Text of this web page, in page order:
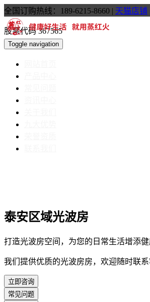
全国订购热线：189-6215-8660 | 天猫店铺
股票代码 367565
Toggle navigation
泰安区域光波房
打造光波房空间，为您的日常生活增添健
我们提供优质的光波房房，欢迎随时联系
立即咨询
常见问题